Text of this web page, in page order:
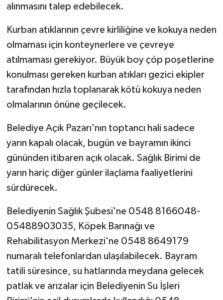
alınmasını talep edebilecek.
Kurban atıklarının çevre kirliliğine ve kokuya neden
olmaması için konteynerlere ve çevreye
atılmaması gerekiyor. Büyük boy çöp poşetlerine
konulması gereken kurban atıkları gezici ekipler
tarafından hızla toplanarak kötü kokuya neden
olmalarının önüne geçilecek.
Belediye Açık Pazarı'nın toptancı hali sadece
yarın kapalı olacak, bugün ve bayramın ikinci
gününden itibaren açık olacak. Sağlık Birimi de
yarın hariç diğer günler ilaçlama faaliyetlerini
sürdürecek.
Belediyenin Sağlık Şubesi'ne 0548 8166048-
05488903035, Köpek Barınağı ve
Rehabilitasyon Merkezi'ne 0548 8649179
numaralı telefonlardan ulaşılabilecek. Bayram
tatili süresince, su hatlarında meydana gelecek
patlak ve arızalar için Belediyenin Su İşleri